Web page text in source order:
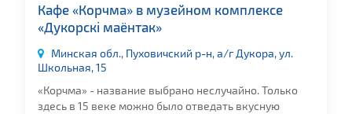
Кафе «Корчма» в музейном комплексе
«Дукорскі маёнтак»
Минская обл., Пуховичский р-н, а/г Дукора, ул.
Школьная, 15
«Корчма» - название выбрано неслучайно. Только
здесь в 15 веке можно было отведать вкусную